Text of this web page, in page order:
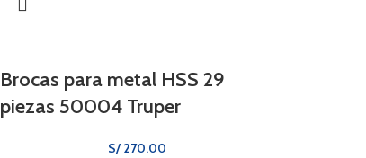
Brocas para metal HSS 29
piezas 50004 Truper
S/ 270.00